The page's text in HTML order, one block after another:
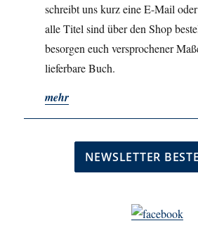
schreibt uns kurz eine E-Mail
alle Titel sind über den Shop
besorgen euch versprochener
lieferbare Buch.
mehr